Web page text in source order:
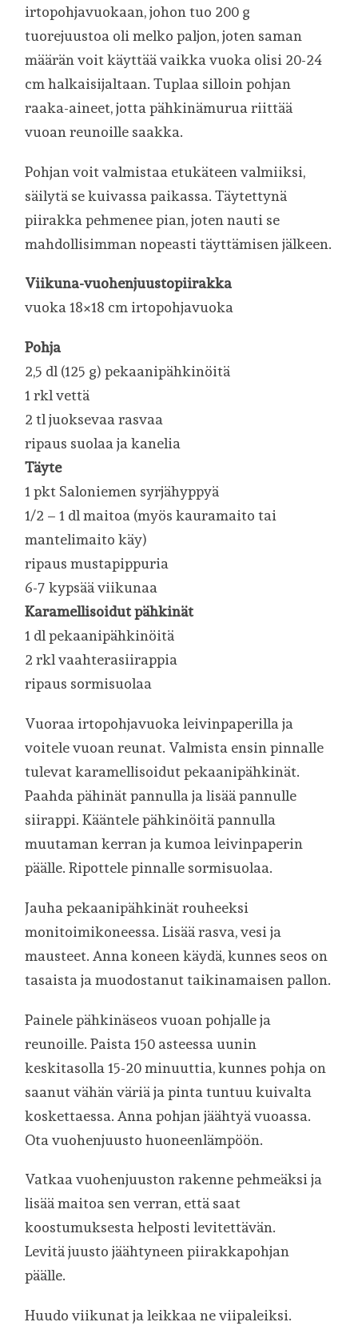
irtopohjavuokaan, johon tuo 200 g
tuorejuustoa oli melko paljon, joten saman
määrän voit käyttää vaikka vuoka olisi 20-24
cm halkaisijaltaan. Tuplaa silloin pohjan
raaka-aineet, jotta pähkinämurua riittää
vuoan reunoille saakka.
Pohjan voit valmistaa etukäteen valmiiksi,
säilytä se kuivassa paikassa. Täytettynä
piirakka pehmenee pian, joten nauti se
mahdollisimman nopeasti täyttämisen jälkeen.
Viikuna-vuohenjuustopiirakka
vuoka 18×18 cm irtopohjavuoka
Pohja
2,5 dl (125 g) pekaanipähkinöitä
1 rkl vettä
2 tl juoksevaa rasvaa
ripaus suolaa ja kanelia
Täyte
1 pkt Saloniemen syrjähyppyä
1/2 – 1 dl maitoa (myös kauramaito tai
mantelimaito käy)
ripaus mustapippuria
6-7 kypsää viikunaa
Karamellisoidut pähkinät
1 dl pekaanipähkinöitä
2 rkl vaahterasiirappia
ripaus sormisuolaa
Vuoraa irtopohjavuoka leivinpaperilla ja
voitele vuoan reunat. Valmista ensin pinnalle
tulevat karamellisoidut pekaanipähkinät.
Paahda pähinät pannulla ja lisää pannulle
siirappi. Kääntele pähkinöitä pannulla
muutaman kerran ja kumoa leivinpaperin
päälle. Ripottele pinnalle sormisuolaa.
Jauha pekaanipähkinät rouheeksi
monitoimikoneessa. Lisää rasva, vesi ja
mausteet. Anna koneen käydä, kunnes seos on
tasaista ja muodostanut taikinamaisen pallon.
Painele pähkinäseos vuoan pohjalle ja
reunoille. Paista 150 asteessa uunin
keskitasolla 15-20 minuuttia, kunnes pohja on
saanut vähän väriä ja pinta tuntuu kuivalta
koskettaessa. Anna pohjan jäähtyä vuoassa.
Ota vuohenjuusto huoneenlämpöön.
Vatkaa vuohenjuuston rakenne pehmeäksi ja
lisää maitoa sen verran, että saat
koostumuksesta helposti levitettävän.
Levitä juusto jäähtyneen piirakkapohjan
päälle.
Huudo viikunat ja leikkaa ne viipaleiksi.